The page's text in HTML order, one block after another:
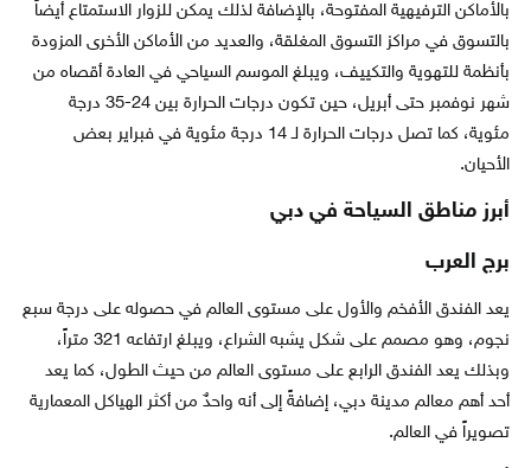
بالأماكن الترفيهية المفتوحة، بالإضافة لذلك يمكن للزوار الاستمتاع أيضاً
بالتسوق في مراكز التسوق المغلقة، والعديد من الأماكن الأخرى المزودة
بأنظمة للتهوية والتكييف، ويبلغ الموسم السياحي في العادة أقصاه من
شهر نوفمبر حتى أبريل، حين تكون درجات الحرارة بين 24-35 درجة
مئوية، كما تصل درجات الحرارة لـ 14 درجة مئوية في فبراير بعض
الأحيان.
أبرز مناطق السياحة في دبي
برج العرب
يعد الفندق الأفخم والأول على مستوى العالم في حصوله على درجة سبع
نجوم، وهو مصمم على شكل يشبه الشراع، ويبلغ ارتفاعه 321 متراً،
وبذلك يعد الفندق الرابع على مستوى العالم من حيث الطول، كما يعد
أحد أهم معالم مدينة دبي، إضافةً إلى أنه واحدٌ من أكثر الهياكل المعمارية
تصويراً في العالم.